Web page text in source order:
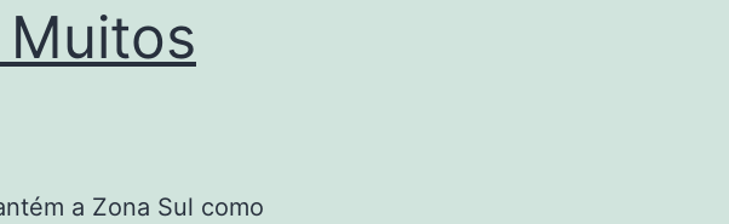
a Zona Sul como